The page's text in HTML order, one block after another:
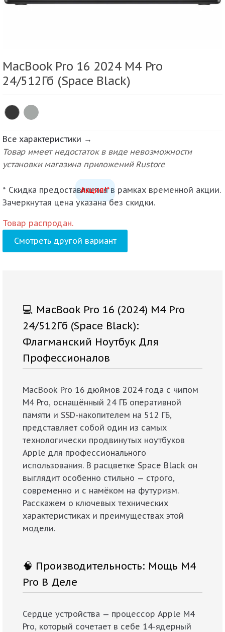
MacBook Pro 16 2024 M4 Pro
24/512Гб (Space Black)
Все характеристики →
Товар имеет недостаток в виде невозможности
установки магазина приложений Rustore
Акция!*
* Скидка предоставляется в рамках временной акции.
Зачеркнутая цена указана без скидки.
Товар распродан.
Смотреть другой вариант
💻 MacBook Pro 16 (2024) M4 Pro
24/512Гб (Space Black):
Флагманский Ноутбук Для
Профессионалов
MacBook Pro 16 дюймов 2024 года с чипом
M4 Pro, оснащённый 24 ГБ оперативной
памяти и SSD-накопителем на 512 ГБ,
представляет собой один из самых
технологически продвинутых ноутбуков
Apple для профессионального
использования. В расцветке Space Black он
выглядит особенно стильно — строго,
современно и с намёком на футуризм.
Расскажем о ключевых технических
характеристиках и преимуществах этой
модели.
🧠 Производительность: Мощь M4
Pro В Деле
Сердце устройства — процессор Apple M4
Pro, который сочетает в себе 14-ядерный